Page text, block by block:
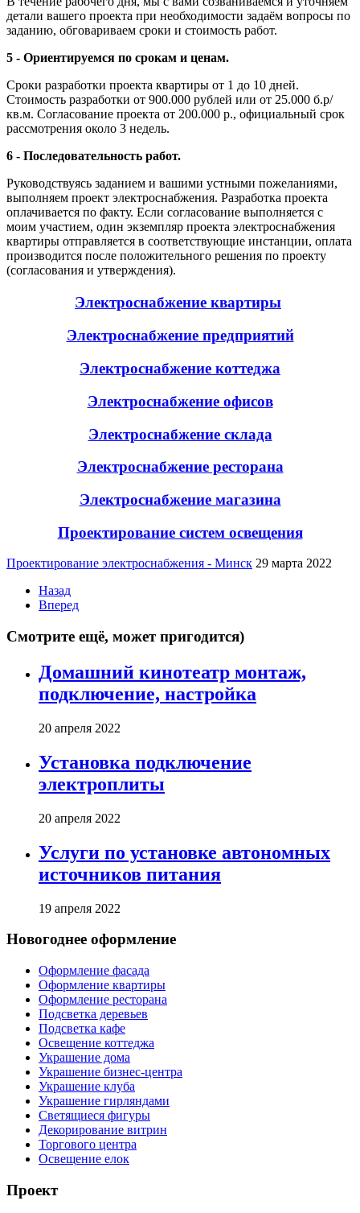
детали вашего проекта при необходимости задаём вопросы по
заданию, обговариваем сроки и стоимость работ.
5 - Ориентируемся по срокам и ценам.
Сроки разработки проекта квартиры от 1 до 10 дней.
Стоимость разработки от 900.000 рублей или от 25.000 б.р/
кв.м. Согласование проекта от 200.000 р., официальный срок
рассмотрения около 3 недель.
6 - Последовательность работ.
Руководствуясь заданием и вашими устными пожеланиями,
выполняем проект электроснабжения. Разработка проекта
оплачивается по факту. Если согласование выполняется с
моим участием, один экземпляр проекта электроснабжения
квартиры отправляется в соответствующие инстанции, оплата
производится после положительного решения по проекту
(согласования и утверждения).
Электроснабжение квартиры
Электроснабжение предприятий
Электроснабжение коттеджа
Электроснабжение офисов
Электроснабжение склада
Электроснабжение ресторана
Электроснабжение магазина
Проектирование систем освещения
Проектирование электроснабжения - Минск 29 марта 2022
Назад
Вперед
Смотрите ещё, может пригодится)
Домашний кинотеатр монтаж,
подключение, настройка
20 апреля 2022
Установка подключение
электроплиты
20 апреля 2022
Услуги по установке автономных
источников питания
19 апреля 2022
Новогоднее оформление
Оформление фасада
Оформление квартиры
Оформление ресторана
Подсветка деревьев
Подсветка кафе
Освещение коттеджа
Украшение дома
Украшение бизнес-центра
Украшение клуба
Украшение гирляндами
Светящиеся фигуры
Декорирование витрин
Торгового центра
Освещение елок
Проект